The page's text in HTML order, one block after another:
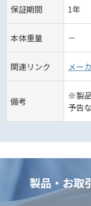
保証期間 1年
本体重量 －
関連リンク メー
備考
※製
予告
製品・お取